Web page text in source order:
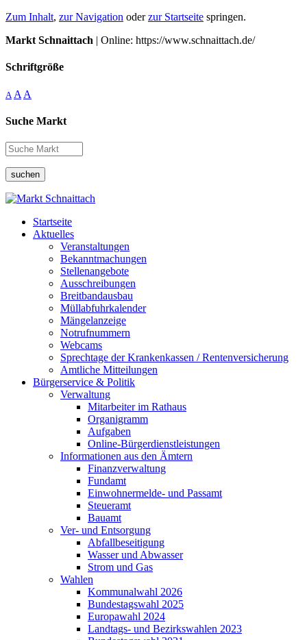
Zum Inhalt, zur Navigation oderzur Startseite springen.
Markt Schnaittach | Online: https://www.schnaittach.de/
Schriftgröße
A A A
Suche Markt
suchen
Startseite
Aktuelles
Veranstaltungen
Bekanntmachungen
Stellenangebote
Ausschreibungen
Breitbandausbau
Müllabfuhrkalender
Mängelanzeige
Notrufnummern
Webcams
Sprechtage der Krankenkassen / Rentenversicherung
Amtliche Mitteilungen
Bürgerservice & Politik
Verwaltung
Mitarbeiter im Rathaus
Organigramm
Aufgaben
Online-Bürgerdienstleistungen
Informationen aus den Ämtern
Finanzverwaltung
Fundamt
Einwohnermelde- und Passamt
Steueramt
Bauamt
Ver- und Entsorgung
Abfallbeseitigung
Wasser und Abwasser
Strom und Gas
Wahlen
Kommunalwahl 2026
Bundestagswahl 2025
Europawahl 2024
Landtags- und Bezirkswahlen 2023